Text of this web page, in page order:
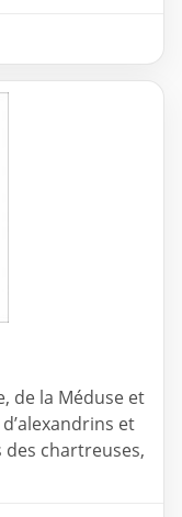
de la Méduse et
et
des chartreuses,